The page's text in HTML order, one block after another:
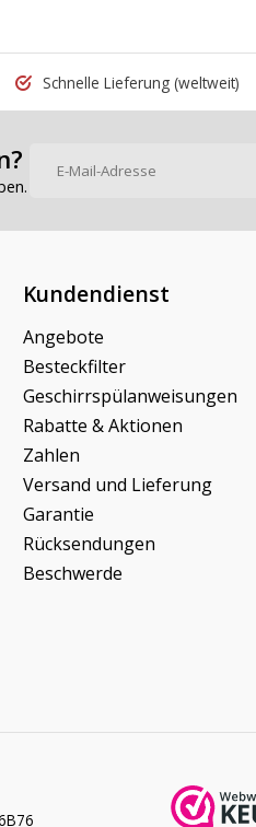
Schnelle Lieferung (weltweit)
Kundendienst
Angebote
Besteckfilter
Geschirrspülanweisungen
Rabatte & Aktionen
Zahlen
Versand und Lieferung
Garantie
Rücksendungen
Beschwerde